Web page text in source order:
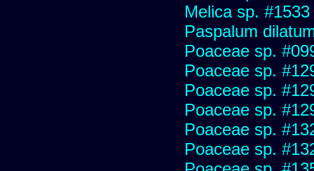
Melica sp. #1533
Paspalum
Poaceae sp.
Poaceae sp.
Poaceae sp.
Poaceae sp.
Poaceae sp.
Poaceae sp.